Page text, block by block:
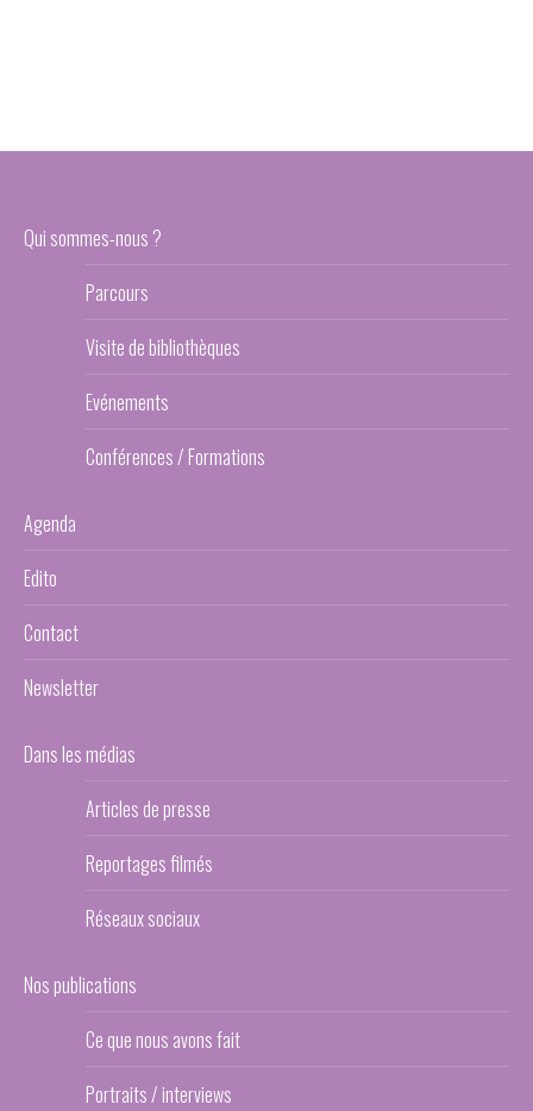
Qui sommes-nous ?
Parcours
Visite de bibliothèques
Evénements
Conférences / Formations
Agenda
Edito
Contact
Newsletter
Dans les médias
Articles de presse
Reportages filmés
Réseaux sociaux
Nos publications
Ce que nous avons fait
Portraits / interviews